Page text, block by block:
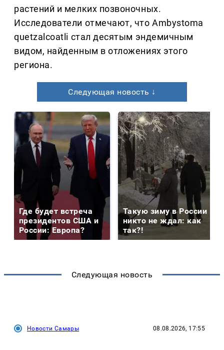
растений и мелких позвоночных.
Исследователи отмечают, что Ambystoma
quetzalcoatli стал десятым эндемичным
видом, найденным в отложениях этого
региона.
Следующая новость ↓
Где будет встреча
президентов США и
России: Европа?
Такую зиму в России
никто не ждал: как
так?!
Следующая новость
Новости Самары 08.08.2026, 17:55